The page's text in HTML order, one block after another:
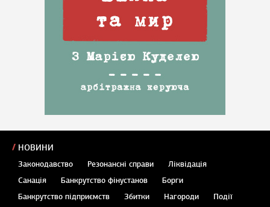
НОВИНИ
Законодавство Резонансні справи
Ліквідація
Санація
Банкрутство фінустанов
Борги
Банкрутство підприємств
Збитки Нагороди
Події